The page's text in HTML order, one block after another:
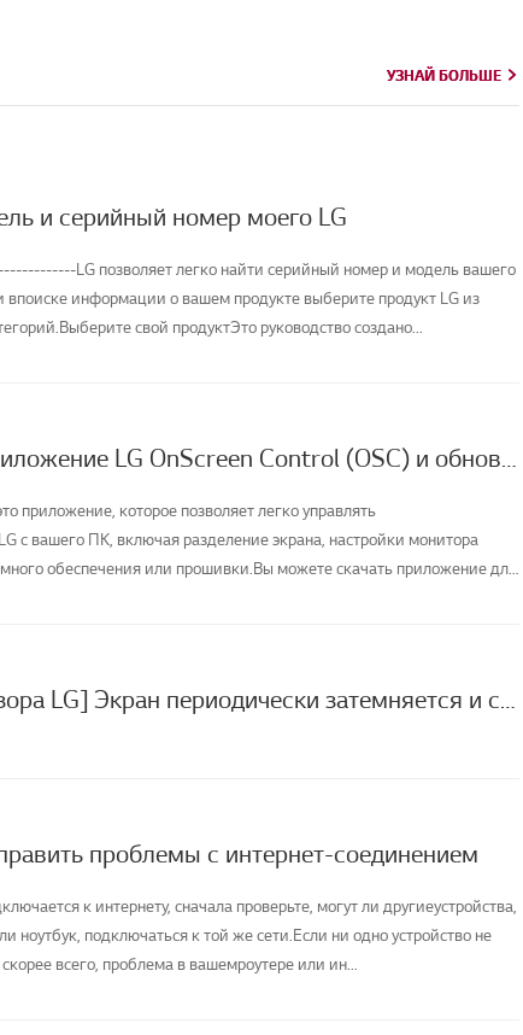
УЗНАЙ БОЛЬШЕ
и серийный номер моего LG
LG позволяет легко найти серийный номер и модель вашего
информации о вашем продукте выберите продукт LG из
свой продуктЭто руководство создано...
Как скачать приложение LG OnScreen Control (OSC) и обновить программное обеспечение или прошивку мониторов
приложение, которое позволяет легко управлять
с вашего ПК, включая разделение экрана, настройки монитора
обеспечения или прошивки.Вы можете скачать приложение для
[Экран телевизора LG] Экран периодически затемняется и становится ярче
проблемы с интернет-соединением
к интернету, сначала проверьте, могут ли другиеустройства,
ноутбук, подключаться к той же сети.Если ни одно устройство не
всего, проблема в вашемроутере или ин...
УЗНАЙ БОЛЬШЕ